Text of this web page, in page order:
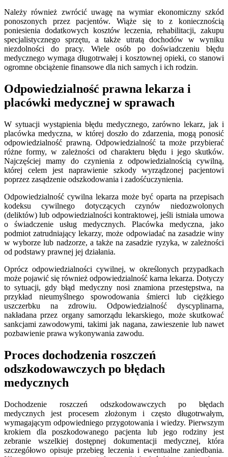
Należy również zwrócić uwagę na wymiar ekonomiczny szkód
ponoszonych przez pacjentów. Wiąże się to z koniecznością
poniesienia dodatkowych kosztów leczenia, rehabilitacji, zakupu
specjalistycznego sprzętu, a także utratą dochodów w wyniku
niezdolności do pracy. Wiele osób po doświadczeniu błędu
medycznego wymaga długotrwałej i kosztownej opieki, co stanowi
ogromne obciążenie finansowe dla nich samych i ich rodzin.
Odpowiedzialność prawna lekarza i
placówki medycznej w sprawach
W sytuacji wystąpienia błędu medycznego, zarówno lekarz, jak i
placówka medyczna, w której doszło do zdarzenia, mogą ponosić
odpowiedzialność prawną. Odpowiedzialność ta może przybierać
różne formy, w zależności od charakteru błędu i jego skutków.
Najczęściej mamy do czynienia z odpowiedzialnością cywilną,
której celem jest naprawienie szkody wyrządzonej pacjentowi
poprzez zasądzenie odszkodowania i zadośćuczynienia.
Odpowiedzialność cywilna lekarza może być oparta na przepisach
kodeksu cywilnego dotyczących czynów niedozwolonych
(deliktów) lub odpowiedzialności kontraktowej, jeśli istniała umowa
o świadczenie usług medycznych. Placówka medyczna, jako
podmiot zatrudniający lekarzy, może odpowiadać na zasadzie winy
w wyborze lub nadzorze, a także na zasadzie ryzyka, w zależności
od podstawy prawnej jej działania.
Oprócz odpowiedzialności cywilnej, w określonych przypadkach
może pojawić się również odpowiedzialność karna lekarza. Dotyczy
to sytuacji, gdy błąd medyczny nosi znamiona przestępstwa, na
przykład nieumyślnego spowodowania śmierci lub ciężkiego
uszczerbku na zdrowiu. Odpowiedzialność dyscyplinarna,
nakładana przez organy samorządu lekarskiego, może skutkować
sankcjami zawodowymi, takimi jak nagana, zawieszenie lub nawet
pozbawienie prawa wykonywania zawodu.
Proces dochodzenia roszczeń
odszkodowawczych po błędach
medycznych
Dochodzenie roszczeń odszkodowawczych po błędach
medycznych jest procesem złożonym i często długotrwałym,
wymagającym odpowiedniego przygotowania i wiedzy. Pierwszym
krokiem dla poszkodowanego pacjenta lub jego rodziny jest
zebranie wszelkiej dostępnej dokumentacji medycznej, która
szczegółowo opisuje przebieg leczenia i ewentualne zaniedbania.